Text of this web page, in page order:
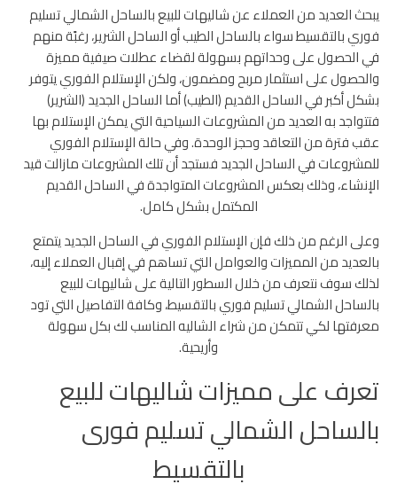
يبحث العديد من العملاء عن شاليهات للبيع بالساحل الشمالي تسليم
فوري بالتقسيط سواء بالساحل الطيب أو الساحل الشرير، رغبًة منهم
في الحصول على وحداتهم بسهولة لقضاء عطلات صيفية مميزة
والحصول على استثمار مربح ومضمون، ولكن الإستلام الفوري يتوفر
بشكل أكبر في الساحل القديم (الطيب) أما الساحل الجديد (الشرير)
فتتواجد به العديد من المشروعات السياحية التي يمكن الإستلام بها
عقب فترة من التعاقد وحجز الوحدة.وفي حالة الإستلام الفوري
للمشروعات في الساحل الجديد فستجد أن تلك المشروعات مازالت قيد
الإنشاء، وذلك بعكس المشروعات المتواجدة في الساحل القديم
المكتمل بشكل كامل.
وعلى الرغم من ذلك فإن الإستلام الفوري في الساحل الجديد يتمتع
بالعديد من المميزات والعوامل التي تساهم في إقبال العملاء إليه،
لذلك سوف نتعرف من خلال السطور التالية على شاليهات للبيع
بالساحل الشمالي تسليم فوري بالتقسيط، وكافة التفاصيل التي تود
معرفتها لكي تتمكن من شراء الشاليه المناسب لك بكل سهولة
وأريحية.
تعرف على مميزات شاليهات للبيع
بالساحل الشمالي تسليم فورى
بالتقسيط